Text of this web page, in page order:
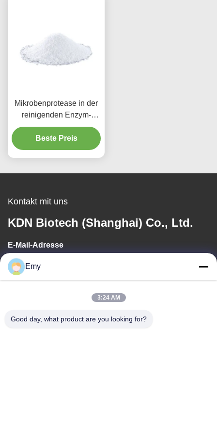
Mikrobenprotease in der
reinigenden Enzym-
Industrie-Amylase-Lipase
und der Protease
Beste Preis
Kontakt mit uns
KDN Biotech (Shanghai) Co., Ltd.
E-Mail-Adresse
panxy@vlandgroup.com
Unsere Adresse
Emy
3:24 AM
Good day, what product are you looking for?